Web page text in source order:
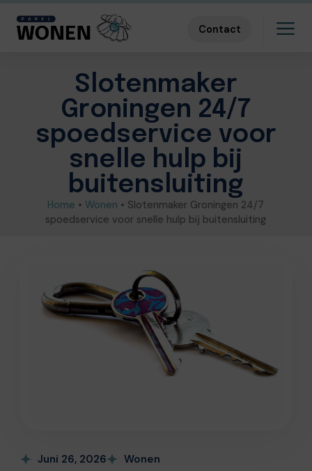
Contact
Slotenmaker
Groningen 24/7
spoedservice voor
snelle hulp bij
buitensluiting
Home • Wonen • Slotenmaker Groningen 24/7
spoedservice voor snelle hulp bij buitensluiting
Juni 26, 2026 Wonen